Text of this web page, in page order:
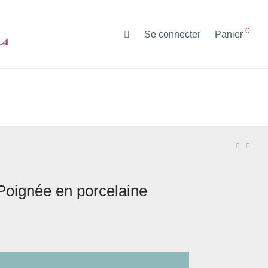
Se connecter Panier 0
en porcelaine